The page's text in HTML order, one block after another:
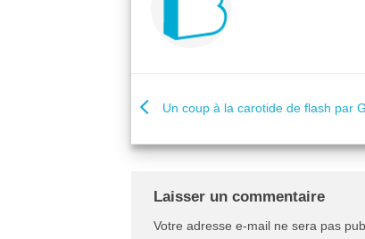
Un coup à la carotide de flash par
Laisser un commentaire
Votre adresse e-mail ne sera pas